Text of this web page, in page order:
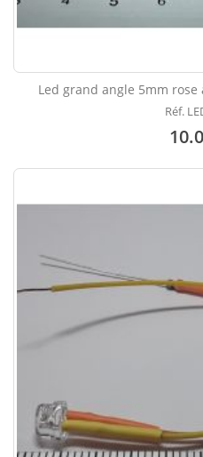
Led grand angle 5mm
Réf.